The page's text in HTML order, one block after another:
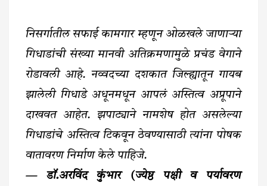
निसर्गातील सफाई कामगार म्हणून ओळखले जाणाऱ्या
गिधाडांची संख्या मानवी अतिक्रमणामुळे प्रचंड वेगाने
रोडावली आहे. नव्वदच्या दशकात जिल्ह्यातून गायब
झालेली गिधाडे अधूनमधून आपलं अस्तित्व अप्रूपाने
दाखवत आहेत. झपाट्याने नामशेष होत असलेल्या
गिधाडांचे अस्तित्व टिकवून ठेवण्यासाठी त्यांना पोषक
वातावरण निर्माण केले पाहिजे.
— डॉ.अरविंद कुंभार (ज्येष्ठ पक्षी व पर्यावरण